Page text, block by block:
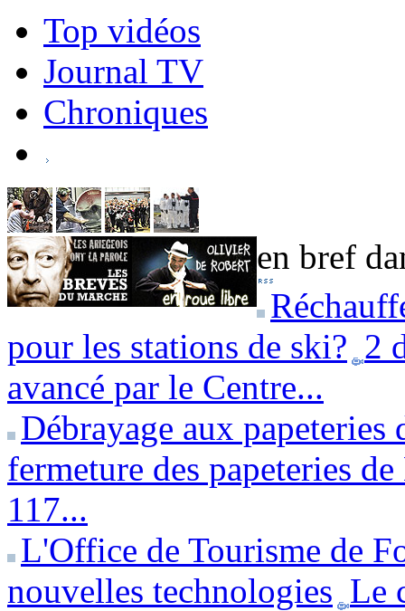
Top vidéos
Journal TV
Chroniques
en bref
pour les stations de ski? 2
avancé par le Centre...
Débrayage aux papeteries
fermeture des papeteries
117...
L'Office de Tourisme de
nouvelles technologies Le